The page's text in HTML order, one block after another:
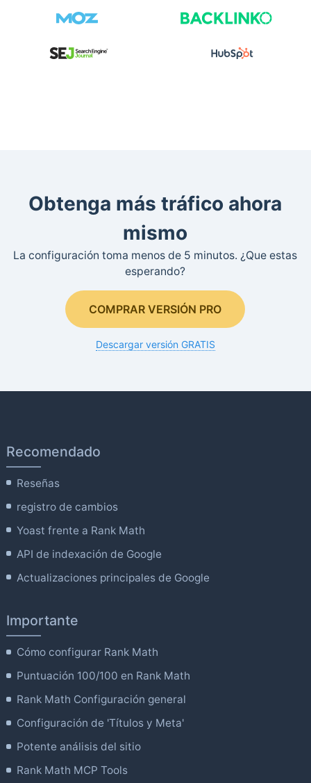
Obtenga más tráfico ahora
mismo
La configuración toma menos de 5 minutos. ¿Que estas
esperando?
COMPRAR VERSIÓN PRO
Descargar versión GRATIS
Recomendado
Reseñas
registro de cambios
Yoast frente a Rank Math
API de indexación de Google
Actualizaciones principales de Google
Importante
Cómo configurar Rank Math
Puntuación 100/100 en Rank Math
Rank Math Configuración general
Configuración de 'Títulos y Meta'
Potente análisis del sitio
Rank Math MCP Tools